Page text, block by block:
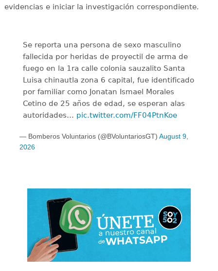
evidencias e iniciar la investigación correspondiente.
Se reporta una persona de sexo masculino
fallecida por heridas de proyectil de arma de
fuego en la 1ra calle colonia sauzalito Santa
Luisa chinautla zona 6 capital, fue identificado
por familiar como Jonatan Ismael Morales
Cetino de 25 años de edad, se esperan alas
autoridades… pic.twitter.com/FF04PtnKoe
— Bomberos Voluntarios (@BVoluntariosGT) August 9,
2026